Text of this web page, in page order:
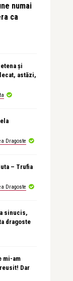
numai
ca
și
astăzi,
Dragoste
– Trufia
Dragoste
sinucis,
dragoste
mi-am
Dar